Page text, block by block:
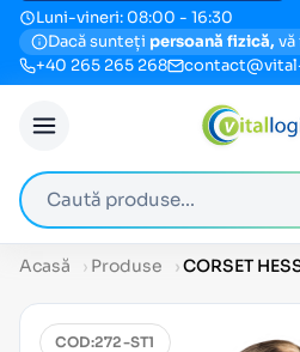
Luni-vineri: 08:00 - 16:30
Dacă sunteți persoană fizică,
+40 265 265 268
Caută produse
Acasă Produse CORSET
COD:272-ST1